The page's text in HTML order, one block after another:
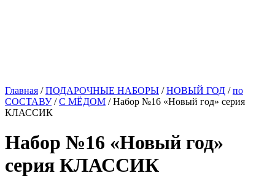
Главная /ПОДАРОЧНЫЕ НАБОРЫ /НОВЫЙ ГОД /по
СОСТАВУ/С МЁДОМ / Набор №16 «Новый год» серия
КЛАССИК
Набор №16 «Новый год»
серия КЛАССИК